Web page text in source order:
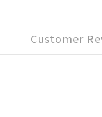
Customer